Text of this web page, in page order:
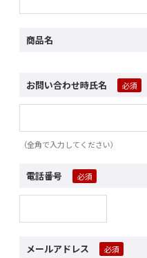
商品名
お問い合わせ時氏名
（全角で入力してください）
電話番号
メールアドレス